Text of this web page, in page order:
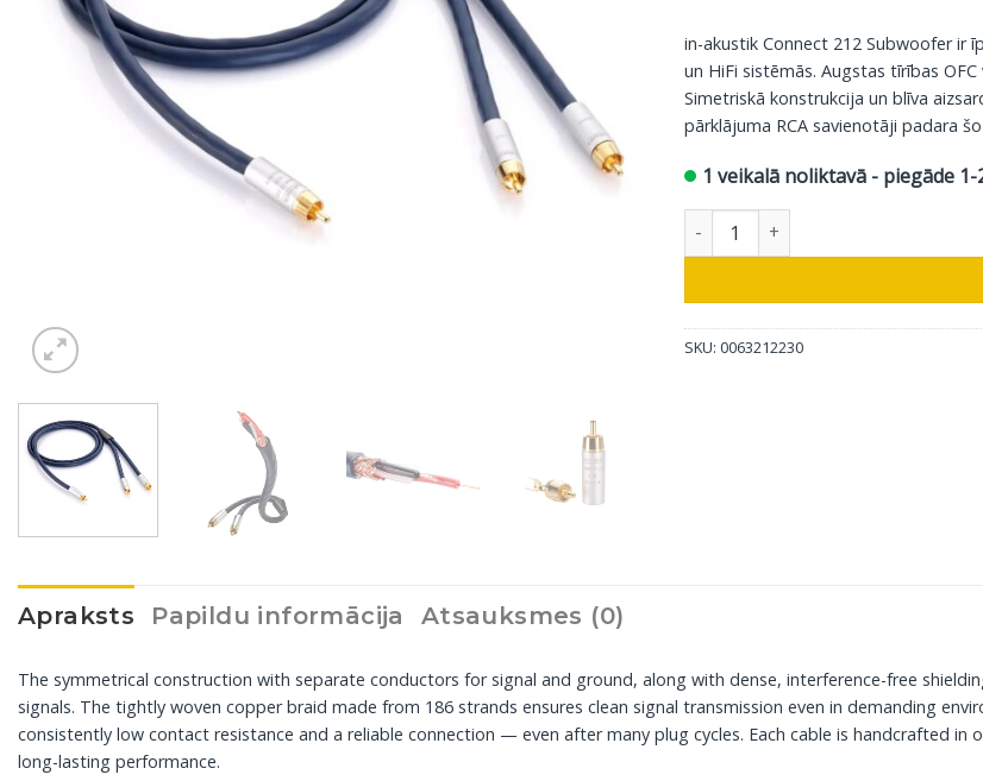
in-akustik Connect 212 Subwoofer ir
un HiFi sistēmās. Augstas tīrības
Simetriskā konstrukcija un blīva
pārklājuma RCA savienotāji padara
1 veikalā noliktavā - piegāde
In-Akustik Subvūfera Koaksiālais
SKU: 0063212230
Apraksts Papildu informācija Atsauksmes (0)
The symmetrical construction with separate conductors for signal and ground, along with dense, interference-free
signals. The tightly woven copper braid made from 186 strands ensures clean signal transmission even in demanding
consistently low contact resistance and a reliable connection — even after many plug cycles. Each cable is handcrafted
long-lasting performance.